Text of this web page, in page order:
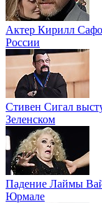
Актер Кирилл
России
Стивен Сигал
Зеленском
Падение Лаймы
Юрмале